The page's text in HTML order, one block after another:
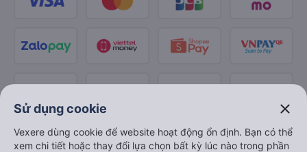
Sử dụng cookie close
Vexere dùng cookie để website hoạt động ổn định. Bạn có thể
xem chi tiết hoặc thay đổi lựa chọn bất kỳ lúc nào trong phần